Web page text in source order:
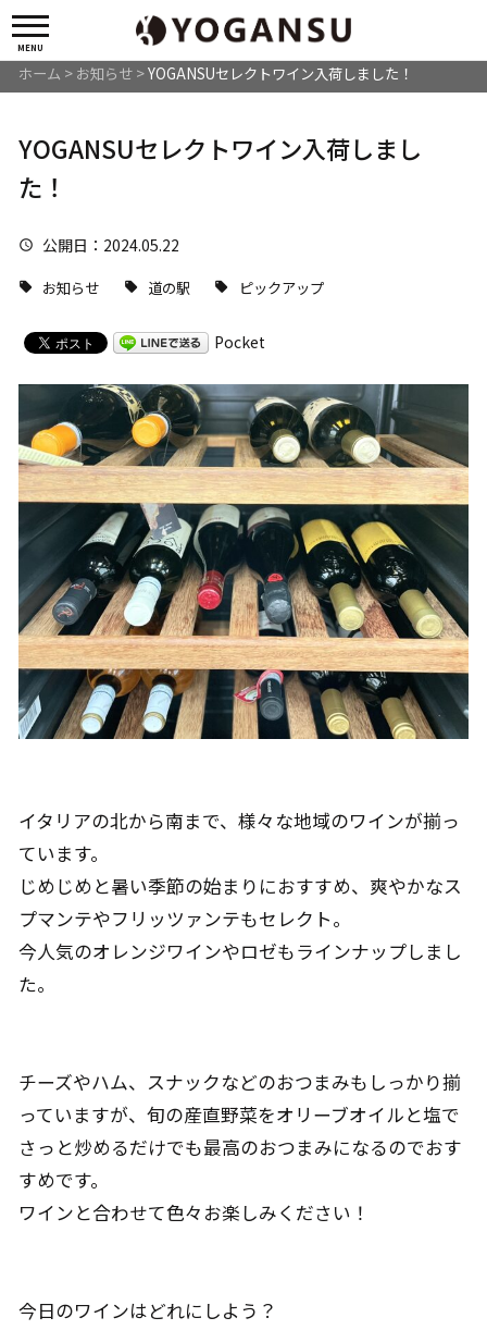
MENU
ホーム > お知らせ>YOGANSUセレクトワイン入荷しました！
YOGANSUセレクトワイン入荷しまし
た！
公開日 ：2024.05.22
お知らせ 道の駅 ピックアップ
Pocket
イタリアの北から南まで、様々な地域のワインが揃っ
ています。
じめじめと暑い季節の始まりにおすすめ、爽やかなス
プマンテやフリッツァンテもセレクト。
今人気のオレンジワインやロゼもラインナップしまし
た。
チーズやハム、スナックなどのおつまみもしっかり揃
っていますが、旬の産直野菜をオリーブオイルと塩で
さっと炒めるだけでも最高のおつまみになるのでおす
すめです。
ワインと合わせて色々お楽しみください！
今日のワインはどれにしよう？